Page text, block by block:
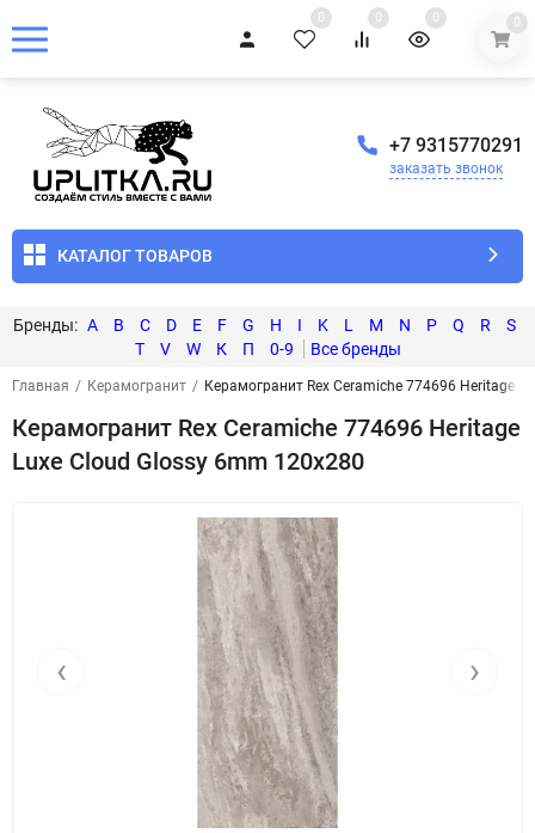
0 0 0 0
+7 9315770291
заказать звонок
КАТАЛОГ ТОВАРОВ
A B C D E F G H I K L M N P Q R
S
T
V W К П 0-9
Главная / Керамогранит / Керамогранит Rex Ceramiche 774696 Heritage
Керамогранит Rex Ceramiche 774696 Heritage
Luxe Cloud Glossy 6mm 120x280
‹ ›